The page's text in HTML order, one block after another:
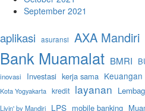
September 2021
aplikasi asuransi AXA Mandiri
Bank Muamalat BMRI
inovasi Investasi kerja sama Keuangan
Kota Yogyakarta kredit layanan
Livin' by Mandiri
LPS mobile banking